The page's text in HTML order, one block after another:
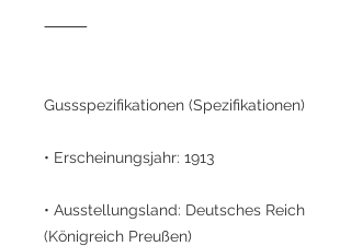
⸻
Gussspezifikationen (Spezifikationen)
• Erscheinungsjahr: 1913
• Ausstellungsland: Deutsches Reich
(Königreich Preußen)